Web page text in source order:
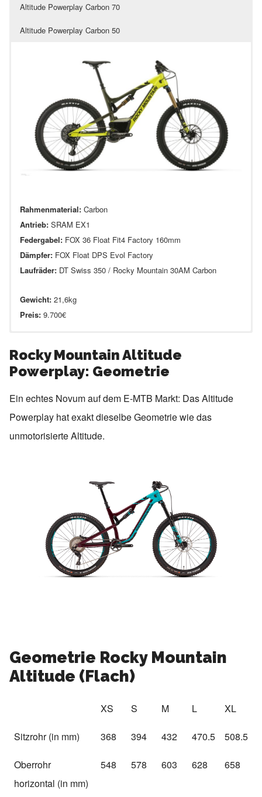
Altitude Powerplay Carbon 70
Altitude Powerplay Carbon 50
Rahmenmaterial: Carbon
Antrieb: SRAM EX1
Federgabel: FOX 36 Float Fit4 Factory 160mm
Dämpfer: FOX Float DPS Evol Factory
Laufräder: DT Swiss 350 / Rocky Mountain 30AM Carbon
Gewicht: 21,6kg
Preis: 9.700€
Rahmenmaterial:Carbon
Antrieb:
SRAM EX1
Dämpfer:FOX Float DPS Evol Performance
Carbon
Federgabel:Rock Shox Yari RC 160mm
Dämpfer:Rock Shox Deluxe RT
Laufräder:SRAM MTH / Sun Düroc 40
22,3kg
Rocky Mountain Altitude
Powerplay: Geometrie
Ein echtes Novum auf dem E-MTB Markt: Das Altitude
Powerplay hat exakt dieselbe Geometrie wie das
unmotorisierte Altitude.
Geometrie Rocky Mountain
Altitude (Flach)
XS S M L XL
Sitzrohr (in mm) 368 394 432 470.5 508.5
Oberrohr
horizontal (in mm)
548 578 603 628 658